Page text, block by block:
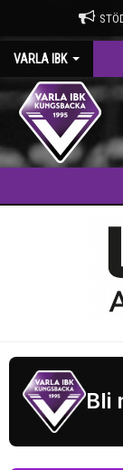
VARLA IBK
SPONSORER
OM KLUBBEN
Bli